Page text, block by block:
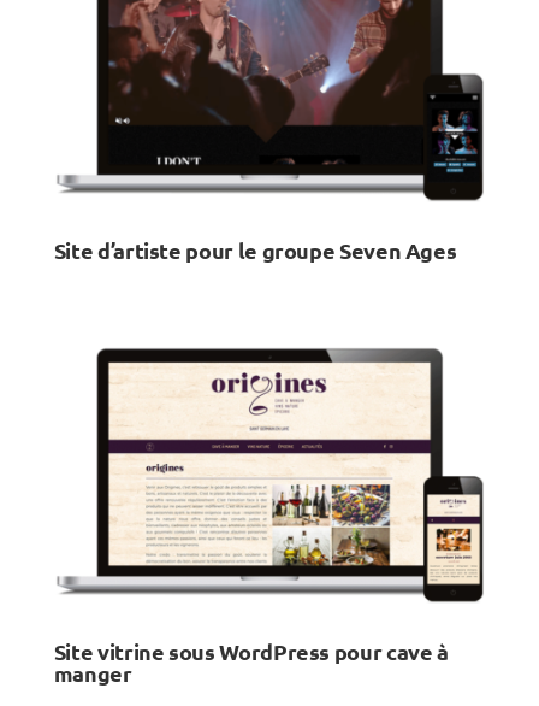
Site d’artiste pour le groupe Seven Ages
Site vitrine sous WordPress pour cave à
manger